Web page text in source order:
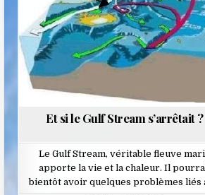
Et si le Gulf Stream s’arrêtait ?
Le Gulf Stream, véritable fleuve
apporte la vie et la chaleur. Il
bientôt avoir quelques problèmes liés